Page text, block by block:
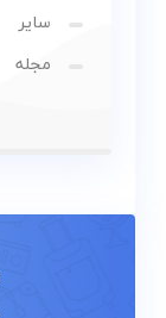
سایر
مجله